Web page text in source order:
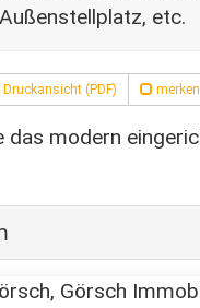
etc.
Druckansicht (PDF) merken